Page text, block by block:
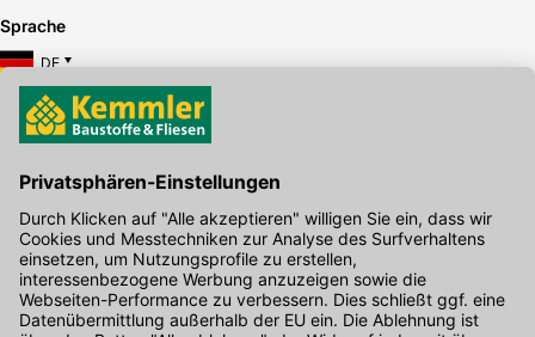
Sprache
DE
Hier gibt's die kostenlose App